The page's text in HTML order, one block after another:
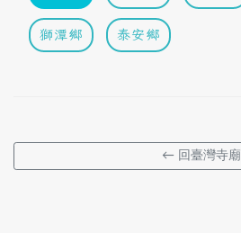
獅潭鄉 泰安鄉
← 回臺灣寺廟